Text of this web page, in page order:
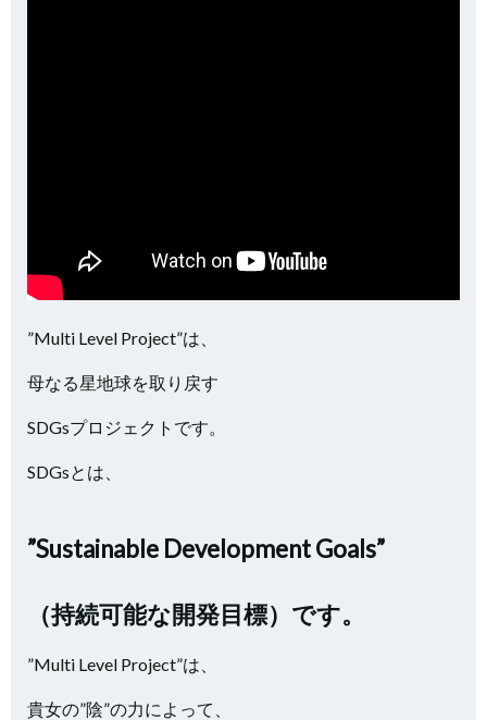
”Multi Level Project”は、
母なる星地球を取り戻す
SDGsプロジェクトです。
SDGsとは、
”Sustainable Development Goals”
（持続可能な開発目標）です。
”Multi Level Project”は、
貴女の”陰”の力によって、